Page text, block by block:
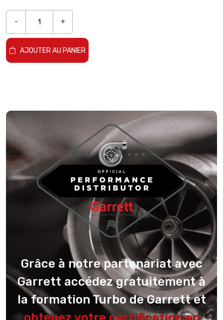
- +
AJOUTER AU PANIER
Grâce à notre partenariat avec
Garrett accédez gratuitement à
la formation Turbo de Garrett et